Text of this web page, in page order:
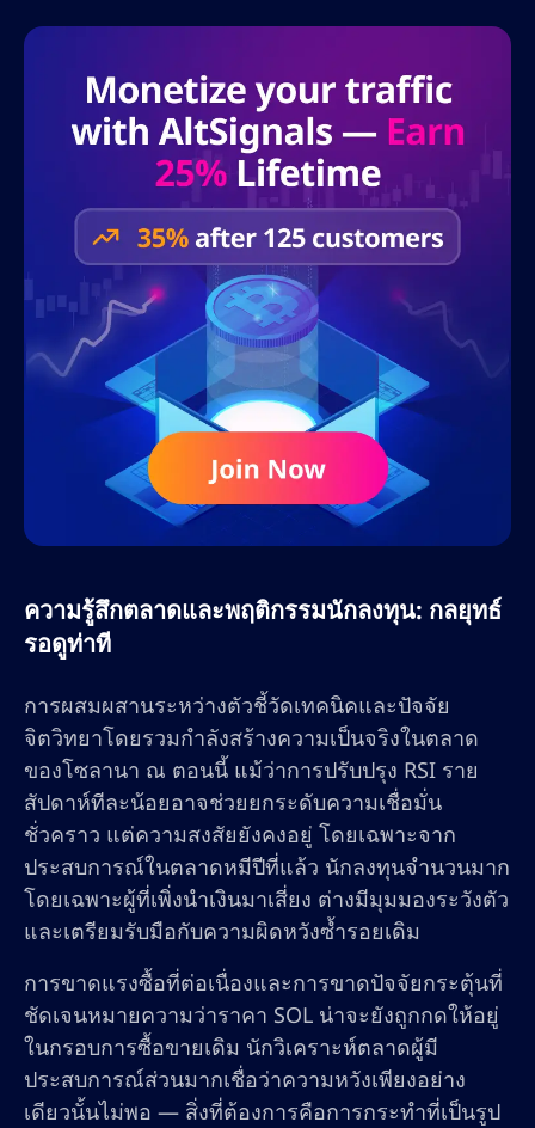
ความรู้สึกตลาดและพฤติกรรมนักลงทุน: กลยุทธ์
รอดูท่าที
การผสมผสานระหว่างตัวชี้วัดเทคนิคและปัจจัย
จิตวิทยาโดยรวมกำลังสร้างความเป็นจริงในตลาด
ของโซลานา ณ ตอนนี้ แม้ว่าการปรับปรุง RSI ราย
สัปดาห์ทีละน้อยอาจช่วยยกระดับความเชื่อมั่น
ชั่วคราว แต่ความสงสัยยังคงอยู่ โดยเฉพาะจาก
ประสบการณ์ในตลาดหมีปีที่แล้ว นักลงทุนจำนวนมาก
โดยเฉพาะผู้ที่เพิ่งนำเงินมาเสี่ยง ต่างมีมุมมองระวังตัว
และเตรียมรับมือกับความผิดหวังซ้ำรอยเดิม
การขาดแรงซื้อที่ต่อเนื่องและการขาดปัจจัยกระตุ้นที่
ชัดเจนหมายความว่าราคา SOL น่าจะยังถูกกดให้อยู่
ในกรอบการซื้อขายเดิม นักวิเคราะห์ตลาดผู้มี
ประสบการณ์ส่วนมากเชื่อว่าความหวังเพียงอย่าง
เดียวนั้นไม่พอ — สิ่งที่ต้องการคือการกระทำที่เป็นรูป